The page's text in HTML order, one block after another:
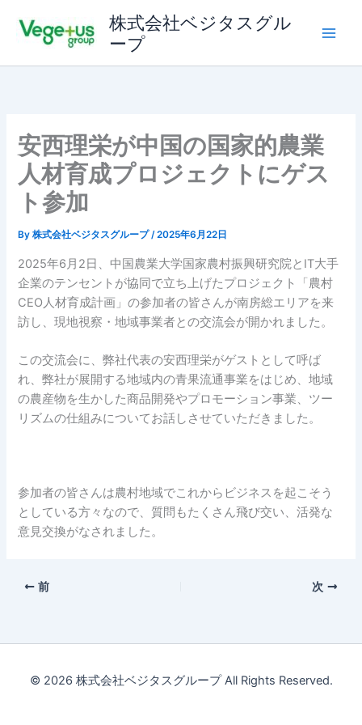
ス
株式会社ベジタスグル
ープ
安西理栄が中国の国家的農業
人材育成プロジェクトにゲス
ト参加
By株式会社ベジタスグループ/2025年6月22日
2025年6月2日、中国農業大学国家農村振興研究院とIT大手
企業のテンセントが協同で立ち上げたプロジェクト「農村
CEO人材育成計画」の参加者の皆さんが南房総エリアを来
訪し、現地視察・地域事業者との交流会が開かれました。
この交流会に、弊社代表の安西理栄がゲストとして呼ば
れ、弊社が展開する地域内の青果流通事業をはじめ、地域
の農産物を生かした商品開発やプロモーション事業、ツー
リズムの仕組みについてお話しさせていただきました。
参加者の皆さんは農村地域でこれからビジネスを起こそう
としている方々なので、質問もたくさん飛び交い、活発な
意見交換がなされました。
前 次
© 2026 株式会社ベジタスグループ All Rights Reserved.